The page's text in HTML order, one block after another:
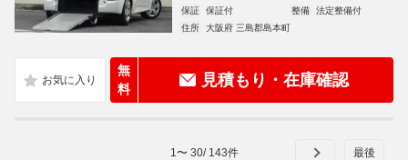
保証
保証付 整備
法定整備付
住所
大阪府 三島郡島本町
無
料
見積もり・在庫確認
1 〜 30/ 143件